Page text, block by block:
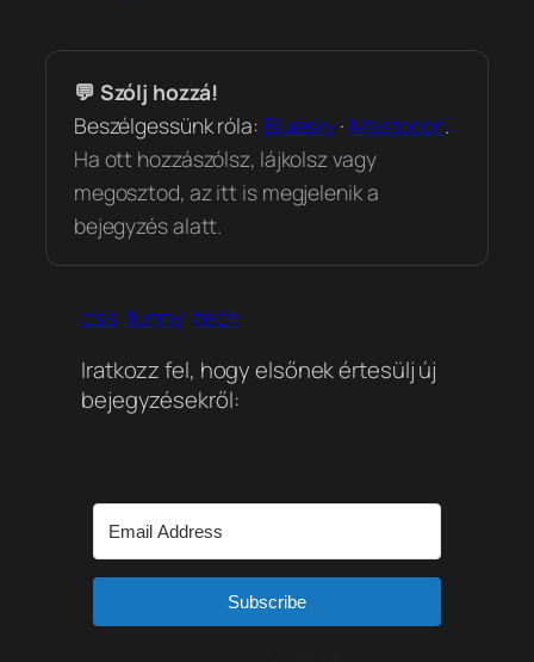
💬 Szólj hozzá!
Beszélgessünk róla: Bluesky · Mastodon.
Ha ott hozzászólsz, lájkolsz vagy
megosztod, az itt is megjelenik a
bejegyzés alatt.
css funny tech
Iratkozz fel, hogy elsőnek értesülj új
bejegyzésekről:
Subscribe